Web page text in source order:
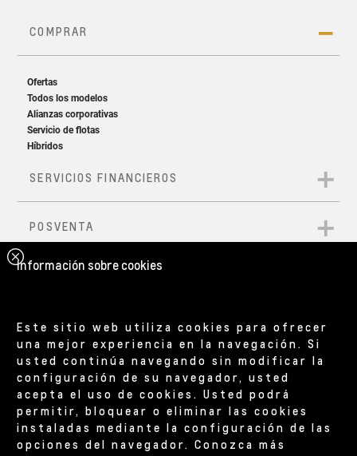
Información sobre cookies
Este sitio web utiliza cookies para ofrecer
una mejor experiencia en la navegación. Si
usted continúa navegando sin modificar la
configuración de su navegador, usted
acepta el uso de cookies. Usted podrá
permitir, bloquear o eliminar las cookies
instaladas mediante la configuración de las
opciones del navegador. Conozca más